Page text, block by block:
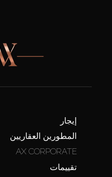
إيجار
المطورين العقاريين
AX CORPORATE
تقييمات